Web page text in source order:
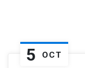
5 OCT